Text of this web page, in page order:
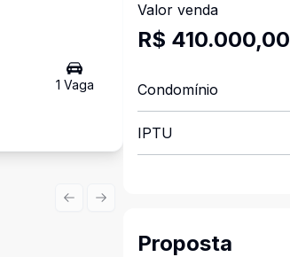
1 Vaga
Previous slide
Next slide
Valor venda
R$ 410.000,00
Condomínio
IPTU
Proposta